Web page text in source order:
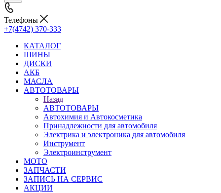
Телефоны
+7(4742) 370-333
КАТАЛОГ
ШИНЫ
ДИСКИ
АКБ
МАСЛА
АВТОТОВАРЫ
Назад
АВТОТОВАРЫ
Автохимия и Автокосметика
Принадлежности для автомобиля
Электрика и электроника для автомобиля
Инструмент
Электроинструмент
МОТО
ЗАПЧАСТИ
ЗАПИСЬ НА СЕРВИС
АКЦИИ